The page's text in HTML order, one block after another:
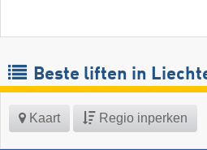
Beste liften in
Kaart Regio inperken